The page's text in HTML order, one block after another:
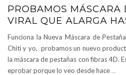
PROBAMOS MÁSCARA
VIRAL QUE ALARGA
Funciona la Nueva Máscara de
Chiti y yo, probamos un nuevo
la máscara de pestañas con fibras 4D.
eprobar porque lo veo desde hace …